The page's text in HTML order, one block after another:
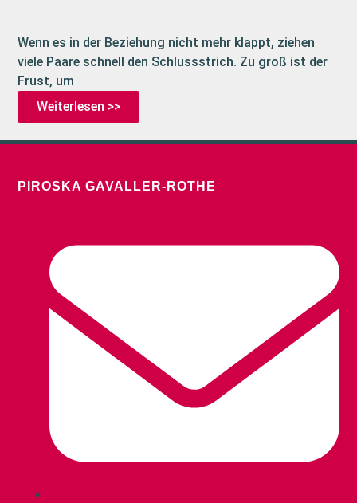
Wenn es in der Beziehung nicht mehr klappt, ziehen
viele Paare schnell den Schlussstrich. Zu groß ist der
Frust, um
Weiterlesen >>
PIROSKA GAVALLER-ROTHE